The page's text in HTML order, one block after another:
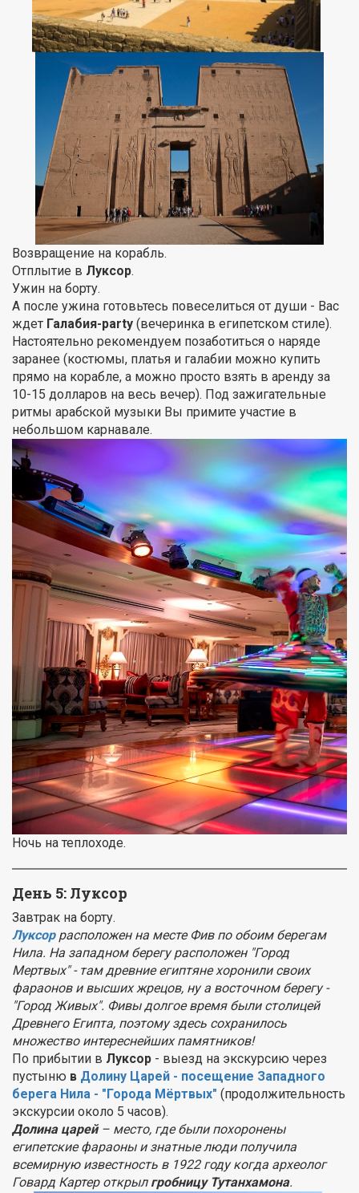
Возвращение на корабль.
Отплытие в Луксор.
Ужин на борту.
А после ужина готовьтесь повеселиться от души - Вас
ждет Галабия-party (вечеринка в египетском стиле).
Настоятельно рекомендуем позаботиться о наряде
заранее (костюмы, платья и галабии можно купить
прямо на корабле, а можно просто взять в аренду за
10-15 долларов на весь вечер). Под зажигательные
ритмы арабской музыки Вы примите участие в
небольшом карнавале.
Ночь на теплоходе.
День 5: Луксор
Завтрак на борту.
Луксоррасположен на месте Фив по обоим берегам
Нила. На западном берегу расположен "Город
Мертвых" - там древние египтяне хоронили своих
фараонов и высших жрецов, ну а восточном берегу -
"Город Живых". Фивы долгое время были столицей
Древнего Египта, поэтому здесь сохранилось
множество интереснейших памятников!
По прибытии в Луксор - выезд на экскурсию через
пустыню в Долину Царей - посещение Западного
берега Нила - "Города Мёртвых" (продолжительность
экскурсии около 5 часов).
Долина царей– место, где были похоронены
египетские фараоны и знатные люди получила
всемирную известность в 1922 году когда археолог
Говард Картер открыл гробницу Тутанхамона.